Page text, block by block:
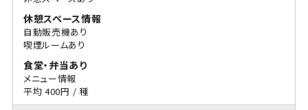
休憩スペース情報
自動販売機あり
喫煙ルームあり
食堂・弁当あり
メニュー情報
平均 400円 / 種